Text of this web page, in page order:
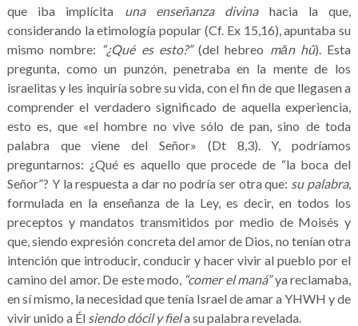
que iba implícita una enseñanza divinahacia la que,
considerando la etimología popular (Cf. Ex 15,16), apuntaba su
mismo nombre: “¿Qué es esto?”(del hebreo mān hû). Esta
pregunta, como un punzón, penetraba en la mente de los
israelitas y les inquiría sobre su vida, con el fin de que llegasen a
comprender el verdadero significado de aquella experiencia,
esto es, que «el hombre no vive sólo de pan, sino de toda
palabra que viene del Señor» (Dt 8,3). Y, podríamos
preguntarnos: ¿Qué es aquello que procede de “la boca del
Señor”? Y la respuesta a dar no podría ser otra que: su palabra,
formulada en la enseñanza de la Ley, es decir, en todos los
preceptos y mandatos transmitidos por medio de Moisés y
que, siendo expresión concreta del amor de Dios, no tenían otra
intención que introducir, conducir y hacer vivir al pueblo por el
camino del amor. De este modo, “comer el maná”ya reclamaba,
en sí mismo, la necesidad que tenía Israel de amar a YHWH y de
vivir unido a Él siendo dócil y fiela su palabra revelada.